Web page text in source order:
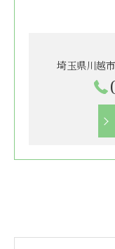
埼玉県川越